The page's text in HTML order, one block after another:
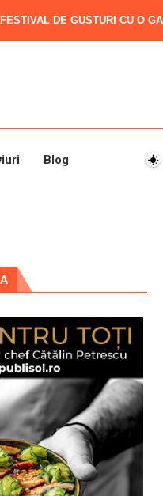
DE GUSTURI CU O
Blog